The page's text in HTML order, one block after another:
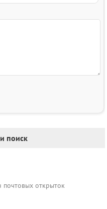
поиск
открыток